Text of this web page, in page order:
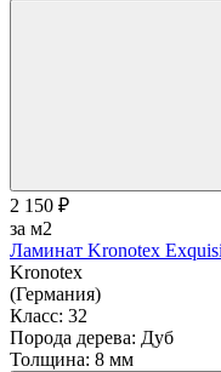
2 150 ₽
за м2
Ламинат Kronotex
Kronotex
(Германия)
Класс: 32
Порода дерева: Дуб
Толщина: 8 мм